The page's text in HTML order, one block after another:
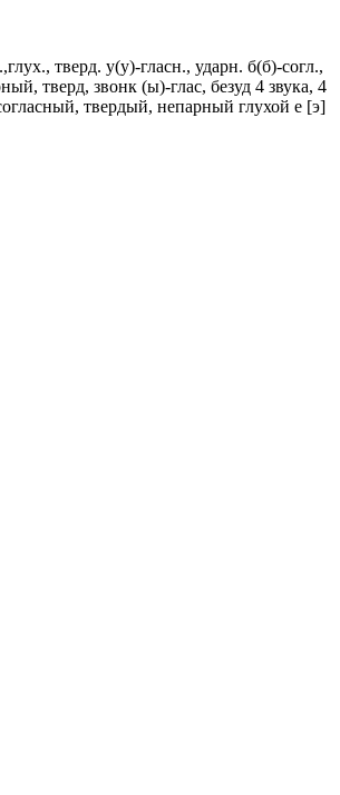
тверд. у(у)-гласн., ударн. б(б)-согл.,
тверд, звонк (ы)-глас, безуд 4 звука, 4
твердый, непарный глухой е [э]